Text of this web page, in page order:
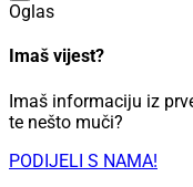
Oglas
Imaš vijest?
Imaš informaciju iz
te nešto muči?
PODIJELI S NAMA!